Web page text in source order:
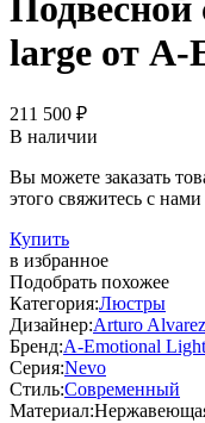
large от
211 500 ₽
В наличии
Вы можете заказать
этого свяжитесь с
Купить
в избранное
Подобрать похожее
Категория:Люстры
Дизайнер:Arturo Alvarez
Бренд:A-Emotional Light
Серия:Nevo
Стиль:Современный
Материал: